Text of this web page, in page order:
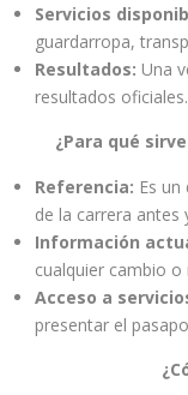
Servicios
guardarropa,
Resultados: Una
resultados oficiales.
¿Para qué
Referencia: Es
de la carrera antes
Información
cualquier cambio
Acceso a
presentar el